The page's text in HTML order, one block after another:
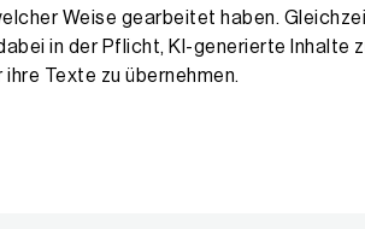
Weise gearbeitet haben.
in der Pflicht, KI-generierte Inhalte
Texte zu übernehmen.